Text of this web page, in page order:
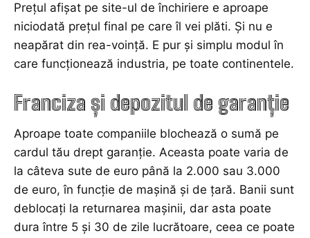
Prețul afișat pe site-ul de închiriere e aproape
niciodată prețul final pe care îl vei plăti. Și nu e
neapărat din rea-voință. E pur și simplu modul în
care funcționează industria, pe toate continentele.
Franciza și depozitul de garanție
Aproape toate companiile blochează o sumă pe
cardul tău drept garanție. Aceasta poate varia de
la câteva sute de euro până la 2.000 sau 3.000
de euro, în funcție de mașină și de țară. Banii sunt
deblocați la returnarea mașinii, dar asta poate
dura între 5 și 30 de zile lucrătoare, ceea ce poate